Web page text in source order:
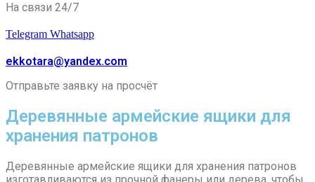
На связи 24/7
Telegram Whatsapp
ekkotara@yandex.com
Отправьте заявку на просчёт
Деревянные армейские ящики для
хранения патронов
Деревянные армейские ящики для хранения патронов